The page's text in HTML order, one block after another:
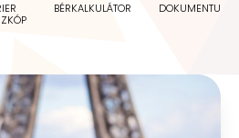
BÉRKALKULÁTOR